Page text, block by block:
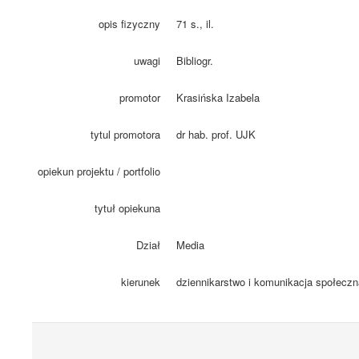
opis fizyczny 71 s., il.
uwagi Bibliogr.
promotor Krasińska Izabela
tytul promotora dr hab. prof. UJK
opiekun projektu / portfolio
tytuł opiekuna
Dział Media
kierunek dziennikarstwo i komunikacja